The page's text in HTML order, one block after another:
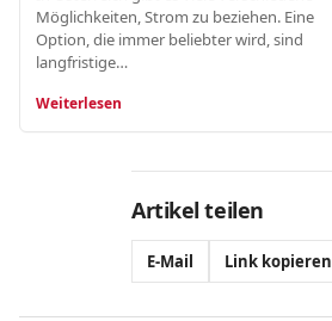
Möglichkeiten, Strom zu beziehen. Eine
Option, die immer beliebter wird, sind
langfristige…
Weiterlesen
Artikel teilen
E-Mail Link kopieren